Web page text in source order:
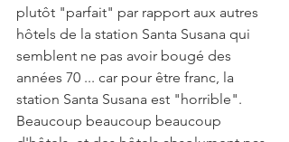
plutôt "parfait" par rapport aux autres
hôtels de la station Santa Susana qui
semblent ne pas avoir bougé des
années 70 ... car pour être franc, la
station Santa Susana est "horrible".
Beaucoup beaucoup beaucoup